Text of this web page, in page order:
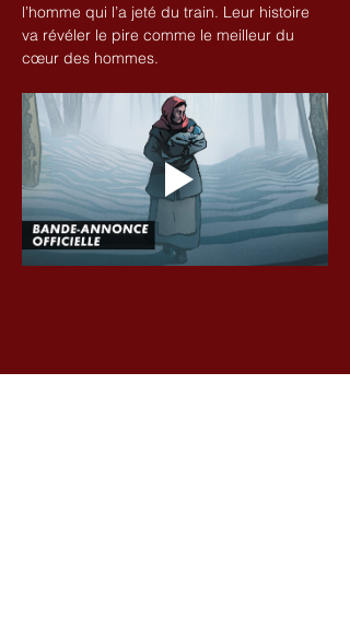
l’homme qui l’a jeté du train. Leur histoire
va révéler le pire comme le meilleur du
cœur des hommes.